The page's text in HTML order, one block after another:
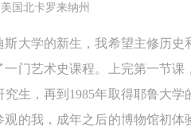
国北卡罗来纳州
大学的新生，我希望主修历史
门艺术史课程。上完第一节课
生，再到1985年取得耶鲁大学
的我，成年之后的博物馆初体